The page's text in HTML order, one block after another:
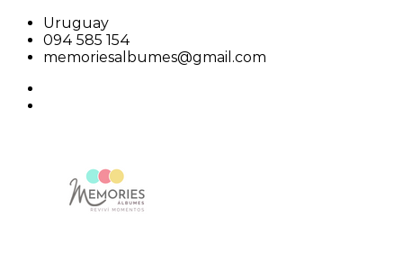
Saltar
contenido
Uruguay
094 585 154
memoriesalbumes@gmail.com